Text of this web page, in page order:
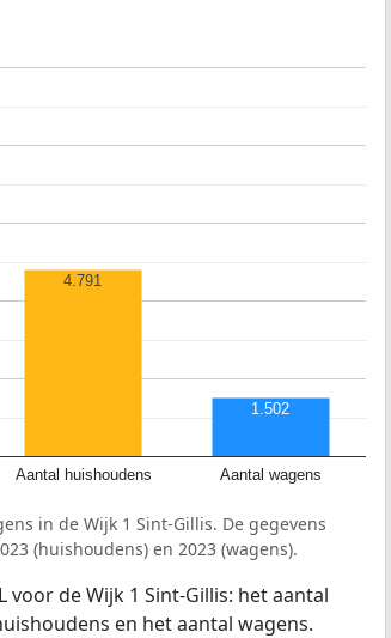
Aantal huishoudens Aantal wagens
4.791
1.502
in de Wijk 1 Sint-Gillis. De gegevens
(huishoudens) en 2023 (wagens).
voor de Wijk 1 Sint-Gillis: het aantal
en het aantal wagens.